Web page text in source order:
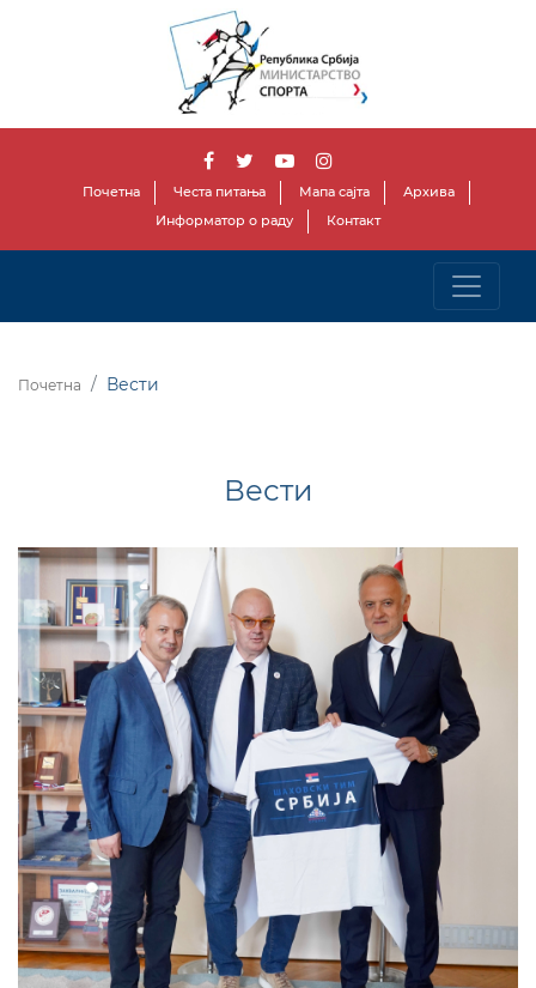
Почетна Честа питања Мапа сајта
Архива
Информатор о раду
Контакт
Почетна Вести
Вести